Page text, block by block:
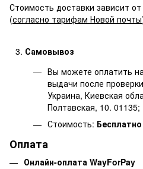
Стоимость доставки зависит
(согласно тарифам Новой почты
Самовывоз
Вы можете оплатить
выдачи после
Украина, Киевская
Полтавская, 10. 01135;
Стоимость: Бесплатно
Оплата
Онлайн-оплата WayForPay